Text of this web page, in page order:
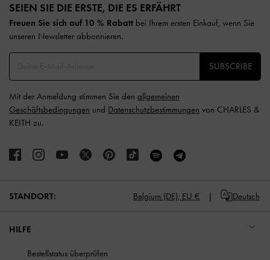
SEIEN SIE DIE ERSTE, DIE ES ERFÄHRT​
Freuen Sie sich auf 10 % Rabatt bei Ihrem ersten Einkauf, wenn Sie
unseren Newsletter abbonnieren.​
SUBSCRIBE
Mit der Anmeldung stimmen Sie den allgemeinen
Geschäftsbedingungen und Datenschutzbestimmungen von CHARLES &
KEITH zu.
STANDORT: Belgium (DE), EU € Deutsch
HILFE
Bestellstatus überprüfen